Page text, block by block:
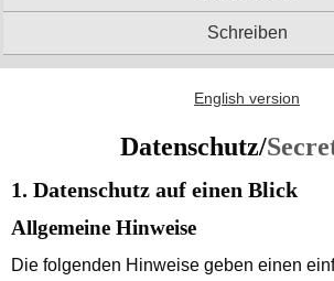
Schreiben
English version
Datenschutz/
1. Datenschutz auf einen Blick
Allgemeine Hinweise
Die folgenden Hinweise geben einen